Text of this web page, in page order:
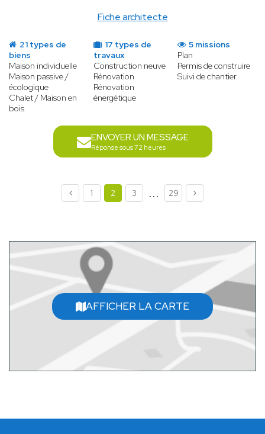
Fiche architecte
21 types de
biens
Maison individuelle
Maison passive /
écologique
Chalet / Maison en
bois
17 types de
travaux
Construction neuve
Rénovation
Rénovation
énergétique
5 missions
Plan
Permis de construire
Suivi de chantier
ENVOYER UN MESSAGE
Réponse sous 72 heures
1 2 3 ... 29
AFFICHER LA CARTE